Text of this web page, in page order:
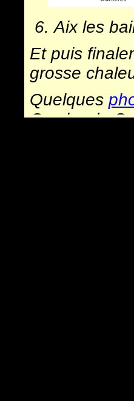
Aix les
Et puis
grosse
Quelques
Combe de